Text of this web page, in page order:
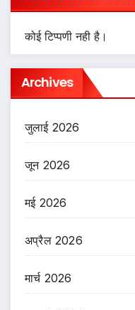
कोई टिप्पणी नही है।
Archives
जुलाई 2026
जून 2026
मई 2026
अप्रैल 2026
मार्च 2026